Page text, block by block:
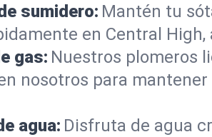
sumidero: Mantén tu
en Central
gas: Nuestros plomeros
nosotros para
agua: Disfruta de agua